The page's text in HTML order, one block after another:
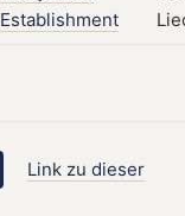
Establishment
Link zu dieser